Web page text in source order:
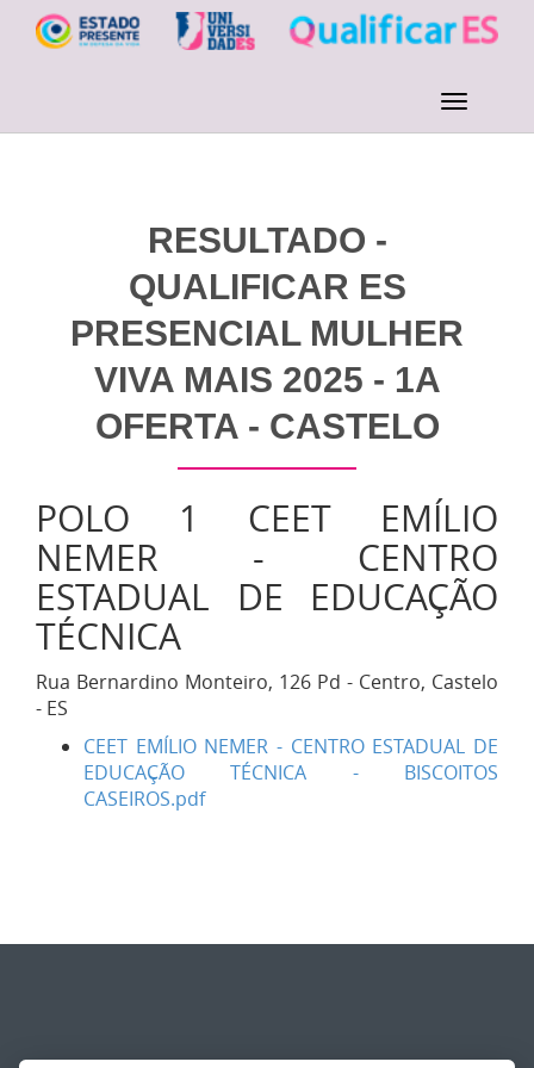
RESULTADO -
QUALIFICAR ES
PRESENCIAL MULHER
VIVA MAIS 2025 - 1A
OFERTA - CASTELO
POLO 1 CEET EMÍLIO
NEMER - CENTRO
ESTADUAL DE EDUCAÇÃO
TÉCNICA
Rua Bernardino Monteiro, 126 Pd - Centro, Castelo
- ES
CEET EMÍLIO NEMER - CENTRO ESTADUAL DE
EDUCAÇÃO TÉCNICA - BISCOITOS
CASEIROS.pdf